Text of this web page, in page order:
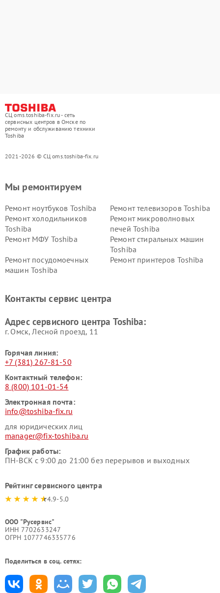
СЦ oms.toshiba-fix.ru - сеть
сервисных центров в Омске по
ремонту и обслуживанию техники
Toshiba
2021-2026 © СЦ oms.toshiba-fix.ru
Мы ремонтируем
Ремонт ноутбуков Toshiba
Ремонт телевизоров Toshiba
Ремонт холодильников
Toshiba
Ремонт микроволновых
печей Toshiba
Ремонт МФУ Toshiba
Ремонт стиральных машин
Toshiba
Ремонт посудомоечных
машин Toshiba
Ремонт принтеров Toshiba
Контакты сервис центра
Адрес сервисного центра Toshiba:
г. Омск, ​Лесной проезд, 11
Горячая линия:
+7 (381) 267-81-50
Контактный телефон:
8 (800) 101-01-54
Электронная почта:
info@toshiba-fix.ru
для юридических лиц
manager@fix-toshiba.ru
График работы:
ПН-ВСК с 9:00 до 21:00 без перерывов и выходных
Рейтинг сервисного центра
4.9-5.0
ООО "Русервис"
ИНН 7702633247
ОГРН 1077746335776
Поделиться в соц. сетях: